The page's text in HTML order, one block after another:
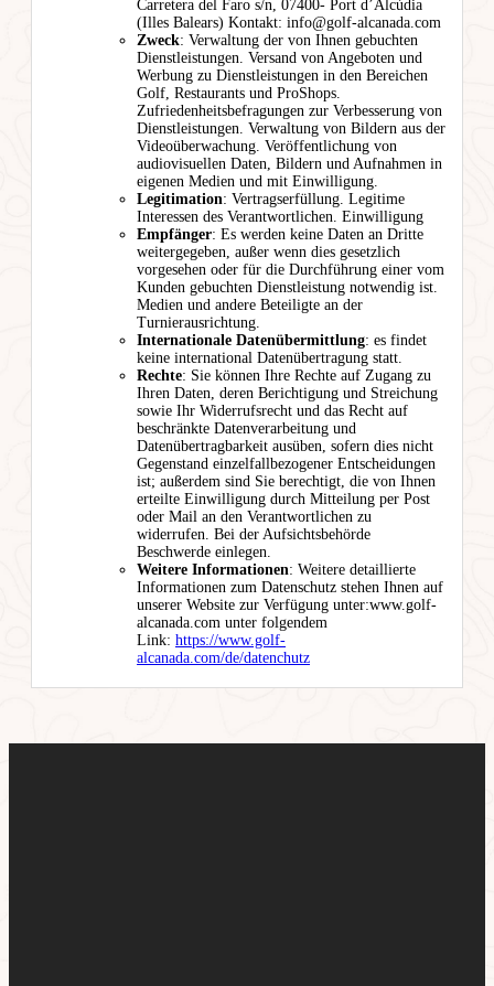
Carretera del Faro s/n, 07400- Port d’Alcúdia
(Illes Balears) Kontakt: info@golf-alcanada.com
Zweck: Verwaltung der von Ihnen gebuchten
Dienstleistungen. Versand von Angeboten und
Werbung zu Dienstleistungen in den Bereichen
Golf, Restaurants und ProShops.
Zufriedenheitsbefragungen zur Verbesserung von
Dienstleistungen. Verwaltung von Bildern aus der
Videoüberwachung. Veröffentlichung von
audiovisuellen Daten, Bildern und Aufnahmen in
eigenen Medien und mit Einwilligung.
Legitimation: Vertragserfüllung. Legitime
Interessen des Verantwortlichen. Einwilligung
Empfänger: Es werden keine Daten an Dritte
weitergegeben, außer wenn dies gesetzlich
vorgesehen oder für die Durchführung einer vom
Kunden gebuchten Dienstleistung notwendig ist.
Medien und andere Beteiligte an der
Turnierausrichtung.
Internationale Datenübermittlung: es findet
keine international Datenübertragung statt.
Rechte: Sie können Ihre Rechte auf Zugang zu
Ihren Daten, deren Berichtigung und Streichung
sowie Ihr Widerrufsrecht und das Recht auf
beschränkte Datenverarbeitung und
Datenübertragbarkeit ausüben, sofern dies nicht
Gegenstand einzelfallbezogener Entscheidungen
ist; außerdem sind Sie berechtigt, die von Ihnen
erteilte Einwilligung durch Mitteilung per Post
oder Mail an den Verantwortlichen zu
widerrufen. Bei der Aufsichtsbehörde
Beschwerde einlegen.
Weitere Informationen: Weitere detaillierte
Informationen zum Datenschutz stehen Ihnen auf
unserer Website zur Verfügung unter:www.golf-
alcanada.com unter folgendem
Link: https://www.golf-
alcanada.com/de/datenchutz